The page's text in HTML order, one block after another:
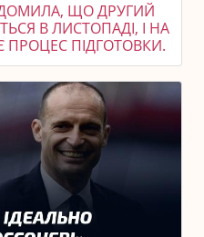
ЩО ДРУГИЙ
В ЛИСТОПАДІ, І НА
ПІДГОТОВКИ.